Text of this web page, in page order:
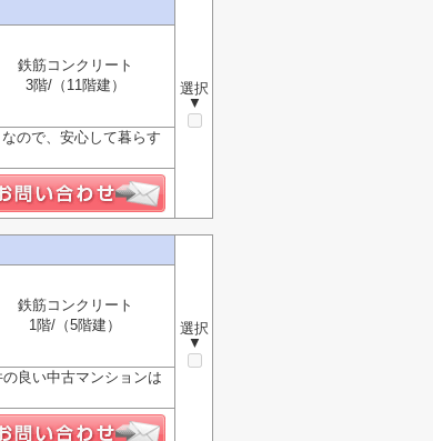
選択
▼
鉄筋コンクリート
3階/（11階建）
ので、安心して暮らす
選択
▼
鉄筋コンクリート
1階/（5階建）
良い中古マンションは